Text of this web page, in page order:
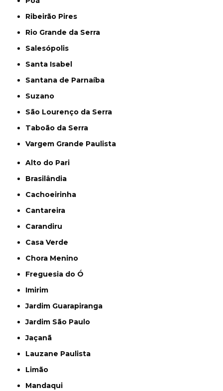
Ribeirão Pires
Rio Grande da Serra
Salesópolis
Santa Isabel
Santana de Parnaíba
Suzano
São Lourenço da Serra
Taboão da Serra
Vargem Grande Paulista
Alto do Pari
Brasilândia
Cachoeirinha
Cantareira
Carandiru
Casa Verde
Chora Menino
Freguesia do Ó
Imirim
Jardim Guarapiranga
Jardim São Paulo
Jaçanã
Lauzane Paulista
Limão
Mandaqui